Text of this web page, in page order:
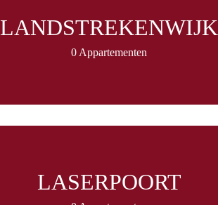
LANDSTREKENWIJK
0 Appartementen
LASERPOORT